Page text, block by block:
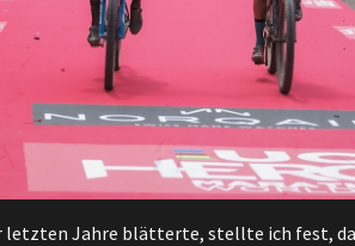
letzten Jahre blätterte, stellte ich fest,